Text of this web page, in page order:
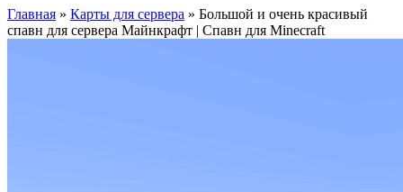
Главная » Карты для сервера » Большой и очень красивый
спавн для сервера Майнкрафт | Спавн для Minecraft